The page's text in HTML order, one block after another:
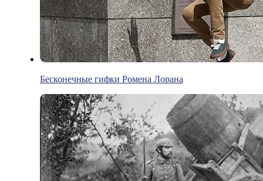
Бесконечные гифки Ромена Лорана